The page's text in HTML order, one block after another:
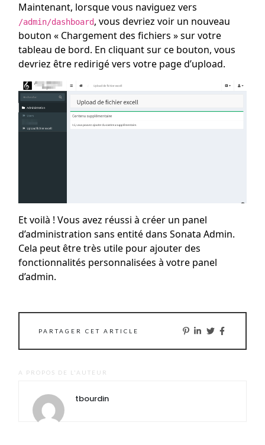
Maintenant, lorsque vous naviguez vers
/admin/dashboard, vous devriez voir un nouveau
bouton « Chargement des fichiers » sur votre
tableau de bord. En cliquant sur ce bouton, vous
devriez être redirigé vers votre page d’upload.
Et voilà ! Vous avez réussi à créer un panel
d’administration sans entité dans Sonata Admin.
Cela peut être très utile pour ajouter des
fonctionnalités personnalisées à votre panel
d’admin.
PARTAGER CET ARTICLE
A PROPOS DE L'AUTEUR
tbourdin